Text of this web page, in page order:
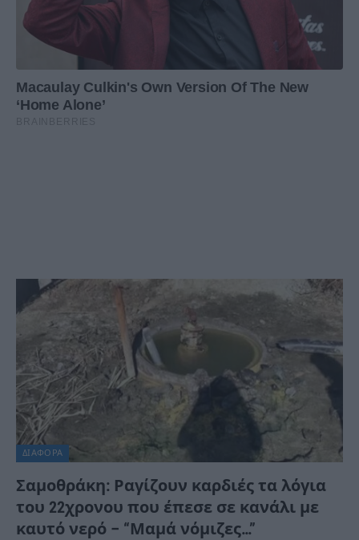
ΔΙΆΦΟΡΑ
Σαμοθράκη: Ραγίζουν καρδιές τα λόγια
του 22χρονου που έπεσε σε κανάλι με
καυτό νερό – “Μαμά νόμιζες…”